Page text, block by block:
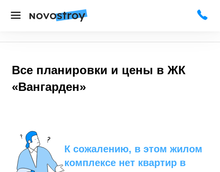
Все планировки и цены в ЖК
«Вангарден»
К сожалению, в этом жилом
комплексе нет квартир в